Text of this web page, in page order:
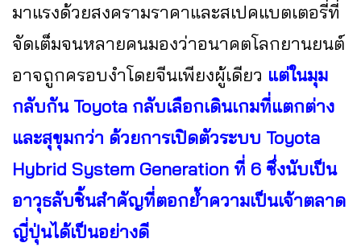
มาแรงด้วยสงครามราคาและสเปคแบตเตอรี่ที่
จัดเต็มจนหลายคนมองว่าอนาคตโลกยานยนต์
อาจถูกครอบงำโดยจีนเพียงผู้เดียว แต่ในมุม
กลับกัน Toyota กลับเลือกเดินเกมที่แตกต่าง
และสุขุมกว่า ด้วยการเปิดตัวระบบ Toyota
Hybrid System Generation ที่ 6 ซึ่งนับเป็น
อาวุธลับชิ้นสำคัญที่ตอกย้ำความเป็นเจ้าตลาด
ญี่ปุ่นได้เป็นอย่างดี